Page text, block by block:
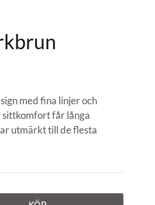
med fina linjer och
får långa
utmärkt till de flesta